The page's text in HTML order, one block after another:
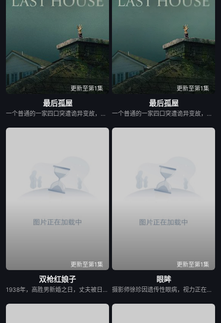
更新至第1集
最后孤屋
一个普通的一家四口突遭诡异变故，被困在自家房屋中超过 1000 天无法出门。在资源消耗殆尽与未知神秘威胁的双重逼迫下，一家人必须想方设法联手求生，打破这间禁锢生命的困局。
更新至第1集
最后孤屋
一个普通的一家四口突遭诡异变故，被困在自家房屋中超过 1000 天无法出门。在资源消耗殆尽与未知神秘威胁的双重逼迫下，一家人必须想方设法联手求生，打破这间禁锢生命的困局。
更新至第1集
双枪红娘子
1938年，高胜男新婚之日，丈夫被日军残害，父辈亦遭屠戮。她举枪聚义，屡袭敌寇威震四方，后得八路军指点决心投身革命。日军欲诱杀高胜男，她孤身赴战舍命换乡亲周全。千钧一发间，八路军突袭而至全歼敌寇，高胜男血染沙场，生死未卜……
更新至第1集
眼眸
摄影师徐珍因遗传性眼病，视力正在一天天衰退。双胞胎妹妹徐仁的离奇死亡，被警方定性为自杀，但她笃定其中另有隐情。不顾身边人的劝阻，徐珍顶着逐渐失明的身体状况，执意追查真相。随着调查深入，一股看不见的力量始终如影随形，不断扭曲她的感知，将她拖入恐惧与偏执的深渊。在彻底坠入黑暗之前，她必须揭开妹妹死亡背后的秘密。